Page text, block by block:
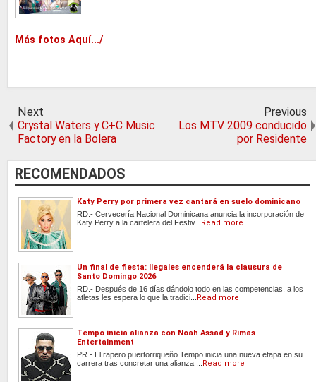
Más fotos Aquí.../
Next
Crystal Waters y C+C Music
Factory en la Bolera
Previous
Los MTV 2009 conducido
por Residente
RECOMENDADOS
Katy Perry por primera vez cantará en suelo dominicano
RD.- Cervecería Nacional Dominicana anuncia la incorporación de
Katy Perry a la cartelera del Festiv...
Read more
Un final de fiesta: Ilegales encenderá la clausura de
Santo Domingo 2026
RD.- Después de 16 días dándolo todo en las competencias, a los
atletas les espera lo que la tradici...
Read more
Tempo inicia alianza con Noah Assad y Rimas
Entertainment
PR.- El rapero puertorriqueño Tempo inicia una nueva etapa en su
carrera tras concretar una alianza ...
Read more